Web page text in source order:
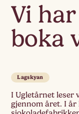
Vi
boka
Lagskyan
I Ugletårnet leser
gjennom året. I